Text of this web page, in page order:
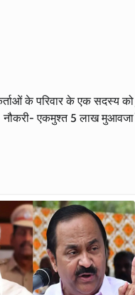
के परिवार के एक सदस्य को
नौकरी- एकमुश्त 5 लाख मुआवजा